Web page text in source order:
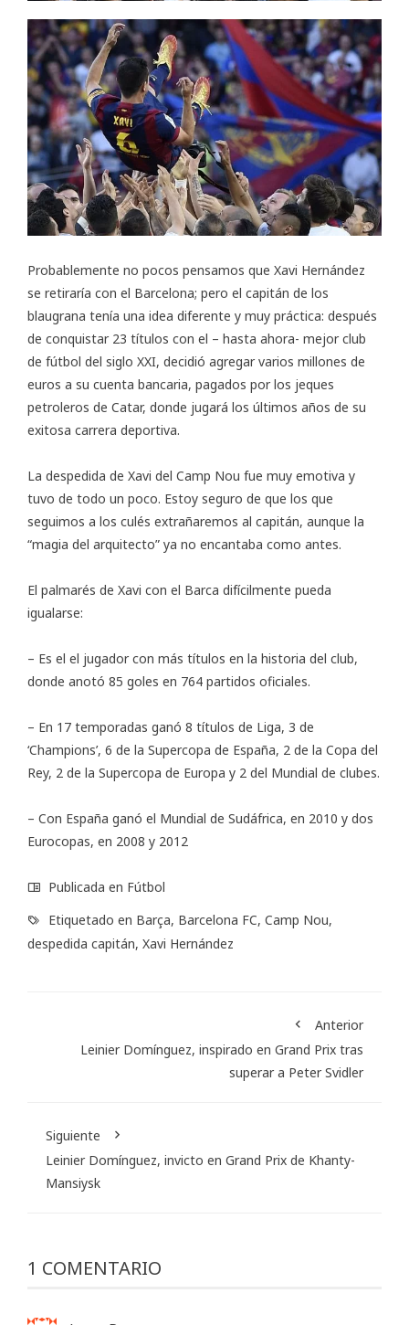
Probablemente no pocos pensamos que Xavi Hernández
se retiraría con el Barcelona; pero el capitán de los
blaugrana tenía una idea diferente y muy práctica: después
de conquistar 23 títulos con el – hasta ahora- mejor club
de fútbol del siglo XXI, decidió agregar varios millones de
euros a su cuenta bancaria, pagados por los jeques
petroleros de Catar, donde jugará los últimos años de su
exitosa carrera deportiva.
La despedida de Xavi del Camp Nou fue muy emotiva y
tuvo de todo un poco. Estoy seguro de que los que
seguimos a los culés extrañaremos al capitán, aunque la
“magia del arquitecto” ya no encantaba como antes.
El palmarés de Xavi con el Barca difícilmente pueda
igualarse:
– Es el el jugador con más títulos en la historia del club,
donde anotó 85 goles en 764 partidos oficiales.
– En 17 temporadas ganó 8 títulos de Liga, 3 de
‘Champions’, 6 de la Supercopa de España, 2 de la Copa del
Rey, 2 de la Supercopa de Europa y 2 del Mundial de clubes.
– Con España ganó el Mundial de Sudáfrica, en 2010 y dos
Eurocopas, en 2008 y 2012
Publicada en Fútbol
Etiquetado en Barça, Barcelona FC, Camp Nou,
despedida capitán, Xavi Hernández
Anterior
Leinier Domínguez, inspirado en Grand Prix tras
superar a Peter Svidler
Siguiente
Leinier Domínguez, invicto en Grand Prix de Khanty-
Mansiysk
1 COMENTARIO